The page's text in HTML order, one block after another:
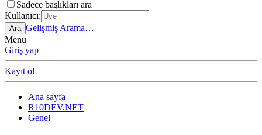
Sadece başlıkları ara
Kullanıcı:
Ara Gelişmiş Arama…
Menü
Giriş yap
Kayıt ol
Ana sayfa
R10DEV.NET
Genel